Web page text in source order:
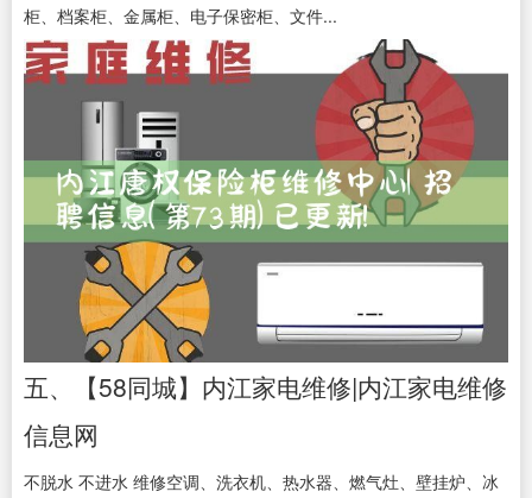
柜、档案柜、金属柜、电子保密柜、文件...
五、【58同城】内江家电维修|内江家电维修
信息网
不脱水 不进水 维修空调、洗衣机、热水器、燃气灶、壁挂炉、冰